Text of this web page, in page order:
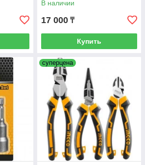
В наличии
17 000 ₸
Купить
суперцена